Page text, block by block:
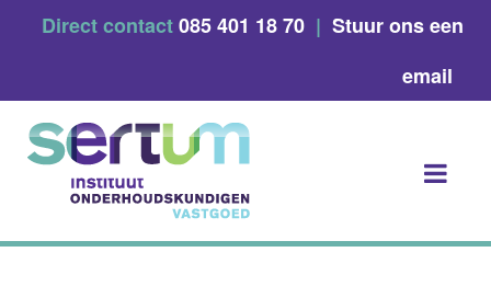
Direct contact085 401 18 70 | Stuur ons een
email